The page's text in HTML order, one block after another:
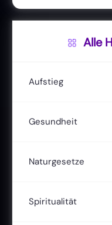
Alle
Aufstieg
Gesundheit
Naturgesetze
Hermetik
Spiritualität